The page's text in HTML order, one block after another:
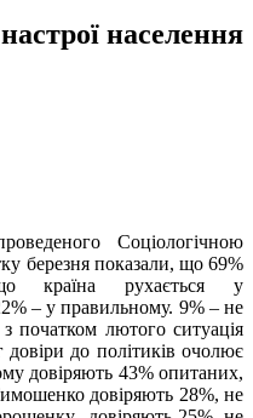
населення
Соціологічною
березня показали, що 69%
країна рухається у
– у правильному. 9% – не
початком лютого ситуація
до політиків очолює
довіряють 43% опитаних,
довіряють 28%, не